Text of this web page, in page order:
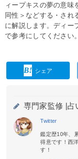
ィープキスの夢の意味
同性＞などする・され
に解説します。ディー
で参考にしてください。
シェア
専門家監修 | 占
Twitter
鑑定歴10年、
得意です！西
す！